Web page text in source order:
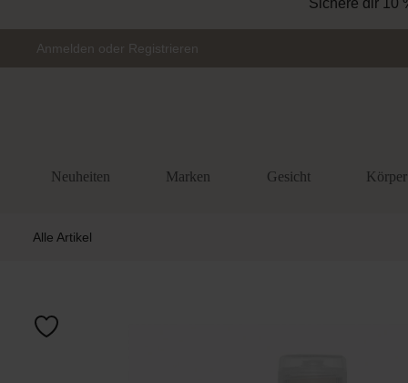
Sichere dir 10
Anmelden oder Registrieren
Neuheiten Marken Gesicht Körper
Alle Artikel